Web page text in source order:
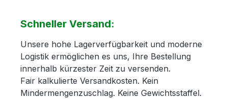
Schneller Versand:
Unsere hohe Lagerverfügbarkeit und moderne
Logistik ermöglichen es uns, Ihre Bestellung
innerhalb kürzester Zeit zu versenden.
Fair kalkulierte Versandkosten. Kein
Mindermengenzuschlag. Keine Gewichtsstaffel.